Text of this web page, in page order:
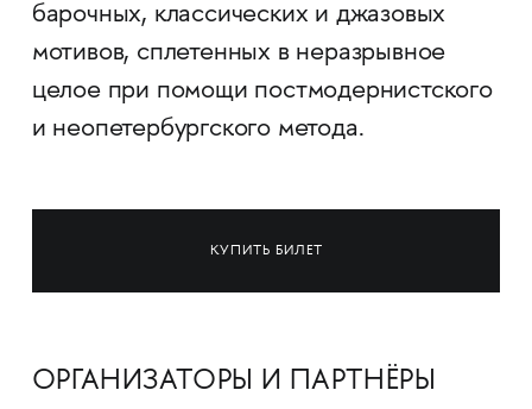
барочных, классических и джазовых
мотивов, сплетенных в неразрывное
целое при помощи постмодернистского
и неопетербургского метода.
КУПИТЬ БИЛЕТ
ОРГАНИЗАТОРЫ И ПАРТНЁРЫ